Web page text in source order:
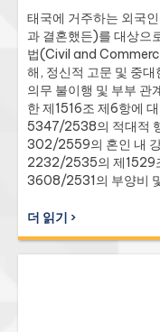
태국에 거주하는 외국
과 결혼했든)를 대상으
법(Civil and
해, 정신적 고문 및 중
의무 불이행 및 부부 관
한 제1516조 제6항에
5347/2538의 적대적
302/2559의 혼인 내 강
2232/2535의 제1529
3608/2531의 부양비
Dika 820/2559의 이혼
Dika 4104/2564의 제
Dika 3494/2547호 사
더 읽기 ›